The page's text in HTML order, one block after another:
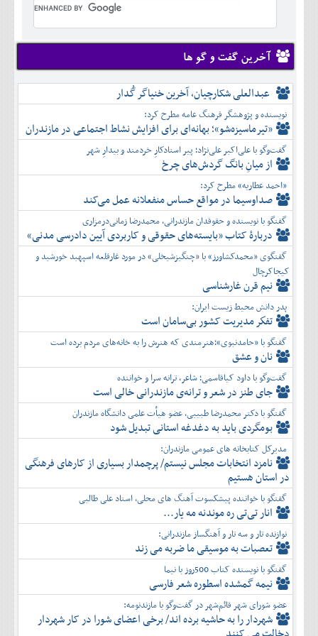
دی
بهمن
اسفند
آبان
آذر
دی
بهمن
اسفند
شهريور
مهر
آبان
آذر
دی
بهمن
اسفند
تير
مرداد
شهريور
مهر
آبان
آذر
دی
بهمن
اسفند
آخرین گفت و گو ها
عبدالعلی شکارچیان، آخرین خنیاگر گُدار
نویسنده و پژوهشگر فرهنگ عامه مطرح کرد:
«تیرماسیزه‌شو»؛ بهانه‌ای برای افزایش نشاط اجتماعی در مازندران
گفت‌وگو با علی‌اکبر علی‌نژاد؛ پیر استادکارِ خردمند و بیدارِ شهر
از میانِ بانگ گردش‌های چرخ
«احمد عطاریه» مطرح کرد:
صداوسیما در مواقع حساس منفعلانه عمل می‌کند
گفتگو با نویسنده و حقوقدان مازندرانی، محمدرضا زمانی‌درمزاری
دربارۀ کتاب ”بایسته‌های حقوقی و کاربردی آیین دادرسی مدنی»
گفتگوی «محمدکشاورز» با «چنگیزشیخلی» در مورد غارقلعه اسپهبد خورشید و
کیجاکرچال
نیم قرن غارشناسی
پدر دانش محیط زیست ایران:
تفكر مديريت کشور بی‌سامان است
گفتگو با «حامدنبوی»؛هنرمندی که هنرش را به خانه‌های مردم برده است
نان و عشق
گفت‌وگو با داود کیاقاسمی؛ شاعر، ترانه سرا و خواننده
جای طنز در شعر و ترانه‌ی مازندرانی خالی است
گفتگو با دکتر محمدرضا طبیبی، عضو هیأت علمی دانشگاه مازندران
بومگردی باید به دغدغه استانی تبدیل شود
مدیرکل کتابخانه های عمومی مازندران:
نامزد انتخابات مجلس نیستم/ پرچمدار بسیاری از کارهای فرهنگی
در استان هستیم
گفتگو با خواننده پیشکسوت آهنگ های محلی، استاد علی طالبی
انار تی‌تی ره موندنه مه یار...
نوازنده تار و سه تار و آهنگساز مازندرانی:
تعصبات به موسیقی ما ضربه می زند
گفتگو با نویسنده کتاب 500روز با نیما
نیمه گمشده اسطوره شعر فارسی
عضو شورای شهر قائم‌شهر در گفت‌و‌گو با مازندنومه:
شهردار را به حاشیه برده اند/ برخی اعضای شورا در کار شهردار